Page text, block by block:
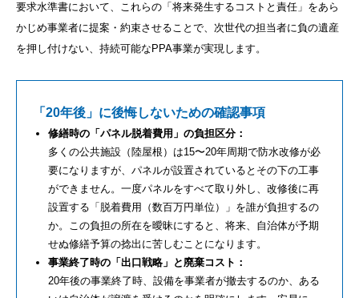
要求水準書において、これらの「将来発生するコストと責任」をあら
かじめ事業者に提案・約束させることで、次世代の担当者に負の遺産
を押し付けない、持続可能なPPA事業が実現します。
「20年後」に後悔しないための確認事項
修繕時の「パネル脱着費用」の負担区分：
多くの公共施設（陸屋根）は15〜20年周期で防水改修が必
要になりますが、パネルが設置されているとその下の工事
ができません。一度パネルをすべて取り外し、改修後に再
設置する「脱着費用（数百万円単位）」を誰が負担するの
か。この負担の所在を曖昧にすると、将来、自治体が予期
せぬ修繕予算の捻出に苦しむことになります。
事業終了時の「出口戦略」と廃棄コスト：
20年後の事業終了時、設備を事業者が撤去するのか、ある